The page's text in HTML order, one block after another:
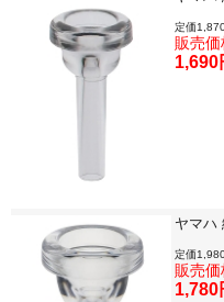
定価
販売価
1,690
ヤマハ
定価
販売価
1,780
永江楽器
新商品・新規取り扱い商品
「楽器をはじめよう」
お手入れ方法